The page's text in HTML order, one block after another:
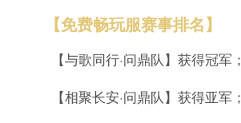
【免费畅玩服赛事排名】
【与歌同行·问鼎队】获得冠军；
【相聚长安·问鼎队】获得亚军；